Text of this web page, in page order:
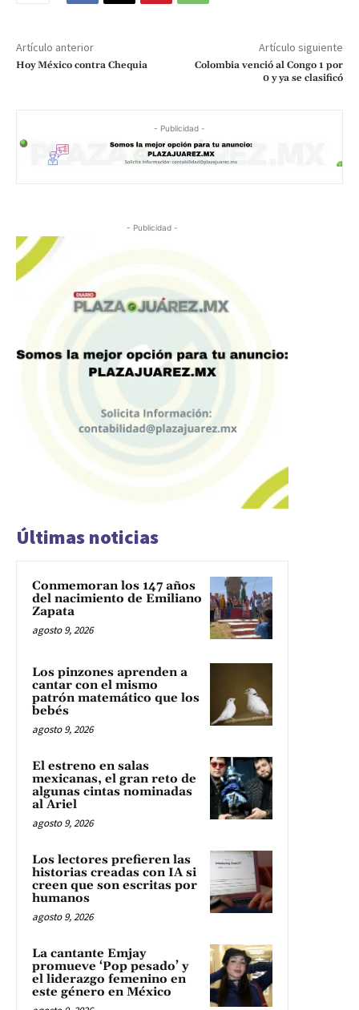
Artículo anterior
Hoy México contra Chequia
Artículo siguiente
Colombia venció al Congo 1 por
0 y ya se clasificó
- Publicidad -
- Publicidad -
Últimas noticias
Conmemoran los 147 años
del nacimiento de Emiliano
Zapata
agosto 9, 2026
Los pinzones aprenden a
cantar con el mismo
patrón matemático que los
bebés
agosto 9, 2026
El estreno en salas
mexicanas, el gran reto de
algunas cintas nominadas
al Ariel
agosto 9, 2026
Los lectores prefieren las
historias creadas con IA si
creen que son escritas por
humanos
agosto 9, 2026
La cantante Emjay
promueve ‘Pop pesado’ y
el liderazgo femenino en
este género en México